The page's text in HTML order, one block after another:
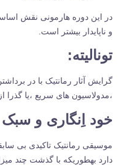
در این دوره هارمونی نقش
و ناپایدار بیشتر است.
تونالیته:
گرایش آثار رمانتیک با در
،مدولاسیون های سریع ،یا گذرا
خود اِنگاری و
موسیقی رمانتیک تاکیدی بی
دارد به‏طوری‏که با گذشت چند